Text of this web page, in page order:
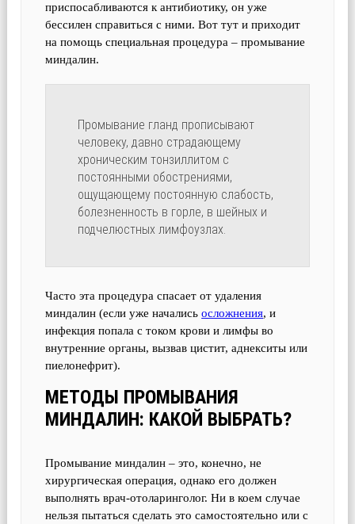
приспосабливаются к антибиотику, он уже
бессилен справиться с ними. Вот тут и приходит
на помощь специальная процедура – промывание
миндалин.
Промывание гланд прописывают
человеку, давно страдающему
хроническим тонзиллитом с
постоянными обострениями,
ощущающему постоянную слабость,
болезненность в горле, в шейных и
подчелюстных лимфоузлах.
Часто эта процедура спасает от удаления
миндалин (если уже началисьосложнения, и
инфекция попала с током крови и лимфы во
внутренние органы, вызвав цистит, аднекситы или
пиелонефрит).
МЕТОДЫ ПРОМЫВАНИЯ
МИНДАЛИН: КАКОЙ ВЫБРАТЬ?
Промывание миндалин – это, конечно, не
хирургическая операция, однако его должен
выполнять врач-отоларинголог. Ни в коем случае
нельзя пытаться сделать это самостоятельно или с